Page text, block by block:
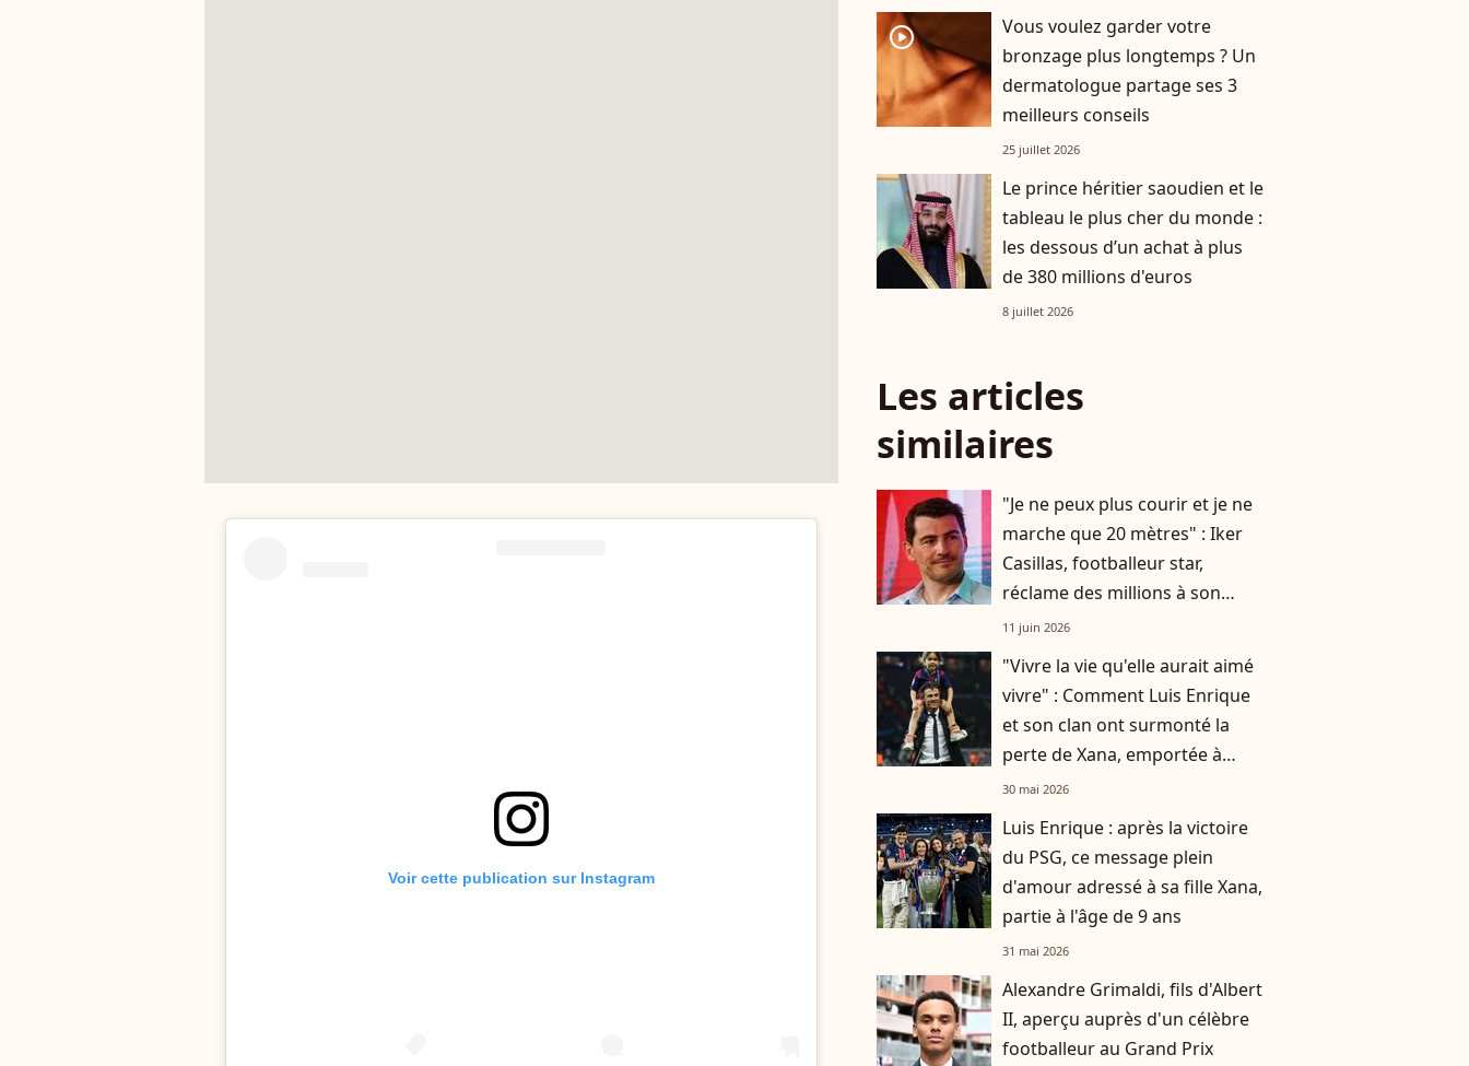
Voir cette publication sur Instagram
player2
Vous voulez garder votre
bronzage plus longtemps ? Un
dermatologue partage ses 3
meilleurs conseils
25 juillet 2026
Le prince héritier saoudien et le
tableau le plus cher du monde :
les dessous d’un achat à plus
de 380 millions d'euros
8 juillet 2026
Les articles
similaires
"Je ne peux plus courir et je ne
marche que 20 mètres" : Iker
Casillas, footballeur star,
réclame des millions à son
dernier club
11 juin 2026
"Vivre la vie qu'elle aurait aimé
vivre" : Comment Luis Enrique
et son clan ont surmonté la
perte de Xana, emportée à
seulement 9 ans
30 mai 2026
Luis Enrique : après la victoire
du PSG, ce message plein
d'amour adressé à sa fille Xana,
partie à l'âge de 9 ans
31 mai 2026
Alexandre Grimaldi, fils d'Albert
II, aperçu auprès d'un célèbre
footballeur au Grand Prix